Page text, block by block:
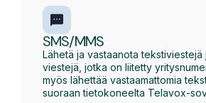
SMS/MMS
Lähetä ja vastaanota tekstiviestejä
viestejä, jotka on liitetty
myös lähettää vastaamattomia
suoraan tietokoneelta Telavox-